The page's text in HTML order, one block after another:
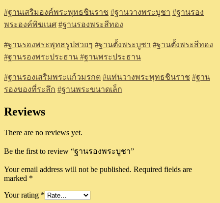
#ฐานเสริมองค์พระพุทธชินราช #ฐานวางพระบูชา #ฐานรอง
พระองค์พิฆเนศ #ฐานรองพระสีทอง
#ฐานรองพระพุทธรูปสวยๆ #ฐานตั้งพระบูชา #ฐานตั้งพระสีทอง
#ฐานรองพระประธาน #ฐานพระประธาน
#ฐานรองเสริมพระแก้วมรกต #แท่นวางพระพุทธชินราช #ฐาน
รองของที่ระลึก #ฐานพระขนาดเล็ก
Reviews
There are no reviews yet.
Be the first to review “ฐานรองพระบูชา”
Your email address will not be published. Required fields are
marked *
Your rating *